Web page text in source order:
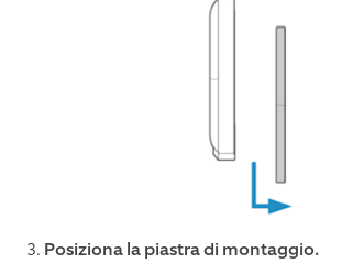
3. Posiziona la piastra di montaggio.